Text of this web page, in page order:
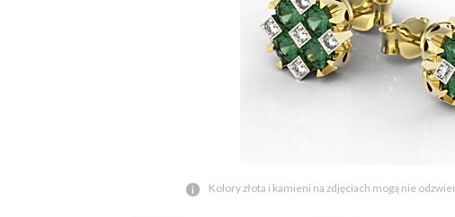
Kolory złota i kamieni na zdjęciach mogą nie